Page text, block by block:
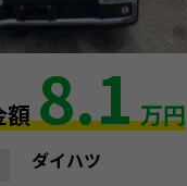
額8.1 万円
ダイハツ